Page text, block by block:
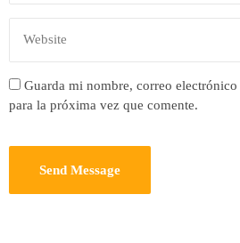
Guarda mi nombre, correo
para la próxima vez que comente.